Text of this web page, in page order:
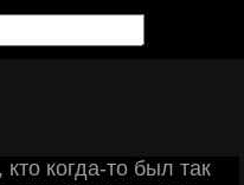
когда-то был так